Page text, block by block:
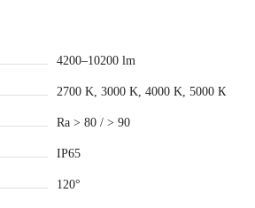
4200–10200 lm
2700 K, 3000 K, 4000 K, 5000 К
Ra > 80 / > 90
IP65
120°